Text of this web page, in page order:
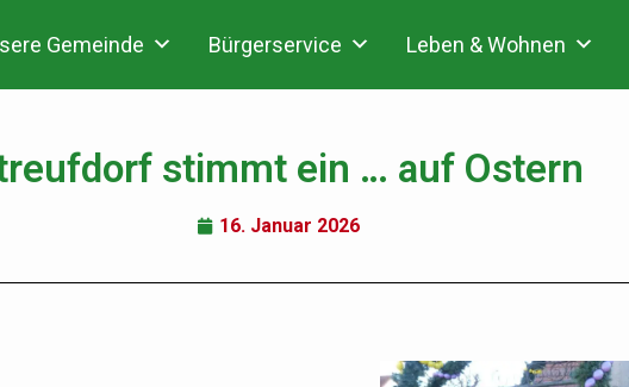
Gemeinde Bürgerservice Leben & Wohnen
stimmt ein … auf Ostern
16. Januar 2026